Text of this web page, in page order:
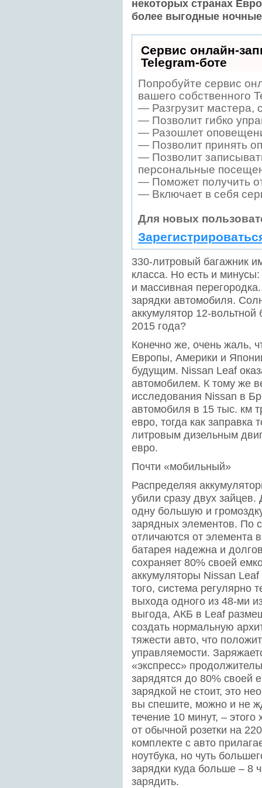
некоторых странах
более выгодные
Сервис онлайн-
Telegram-боте
Попробуйте сервис
вашего собственного
— Разгрузит мастера,
— Позволит гибко
— Разошлет
— Позволит принять
— Позволит
персональные
— Поможет получить
— Включает в себя
Для новых
330-литровый багажник
класса. Но есть и
и массивная
зарядки автомобиля.
аккумулятор 12-
2015 года?
Конечно же, очень жаль,
Европы, Америки и
будущим. Nissan Leaf
автомобилем. К тому же
исследования Nissan в
автомобиля в 15 тыс. км
евро, тогда как
литровым дизельным
евро.
Почти «мобильный»
Распределяя
убили сразу двух
одну большую и
зарядных элементов. По
отличаются от элемента
батарея надежна и
сохраняет 80% своей
аккумуляторы Nissan Leaf
того, система регулярно
выхода одного из 48-ми
выгода, АКБ в Leaf
создать нормальную
тяжести авто, что
управляемости.
«экспресс»
зарядятся до 80% своей
зарядкой не стоит, это
вы спешите, можно и не
течение 10 минут, –
от обычной розетки на
комплекте с авто
ноутбука, но чуть
зарядки куда больше – 8
зарядить.